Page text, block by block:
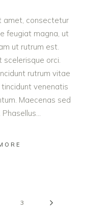
amet, consectetur
feugiat magna, ut
ut rutrum est.
scelerisque orci.
rutrum vitae
venenatis
Maecenas sed
3